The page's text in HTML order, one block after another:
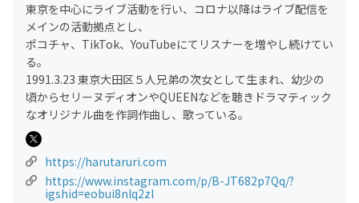
東京を中心にライブ活動を行い、コロナ以降はライブ配信を
メインの活動拠点とし、
ポコチャ、TikTok、YouTubeにてリスナーを増やし続けてい
る。
1991.3.23 東京大田区５人兄弟の次女として生まれ、幼少の
頃からセリーヌディオンやQUEENなどを聴きドラマティック
なオリジナル曲を作詞作曲し、歌っている。
https://harutaruri.com
https://www.instagram.com/p/B-JT682p7Qq/?
igshid=eobui8nlq2zl